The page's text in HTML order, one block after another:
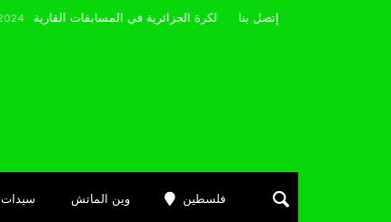
إتصل بنا
سيدات وين الماتش فلسطين